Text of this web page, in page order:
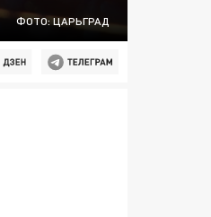
ФОТО: ЦАРЬГРАД